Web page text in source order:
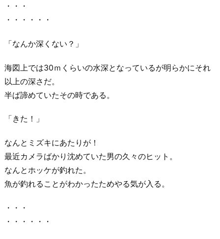
・・・
・・・・・・
「なんか深くない？」
海図上では30ｍくらいの水深となっているが明らかにそれ
以上の深さだ。
半ば諦めていたその時である。
「きた！」
なんとミズキにあたりが！
最近カメラばかり沈めていた男の久々のヒット。
なんとホッケが釣れた。
魚が釣れることがわかったためやる気が入る。
・・・
・・・・・・